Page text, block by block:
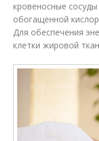
кровеносные
обогащенной
Для обеспечения
клетки жировой